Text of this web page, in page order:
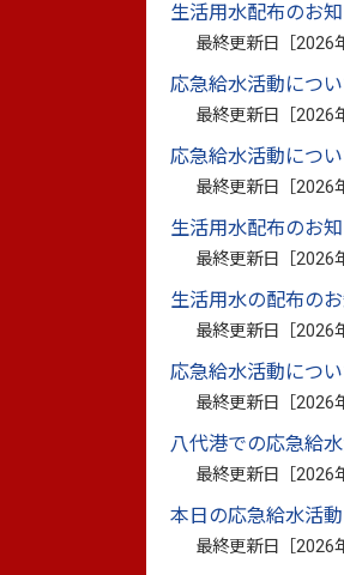
生活用水配布のお
最終更新日［2026
応急給水活動につ
最終更新日［2026
応急給水活動につ
最終更新日［2026
生活用水配布のお
最終更新日［2026
生活用水の配布の
最終更新日［2026
応急給水活動につ
最終更新日［2026
八代港での応急給
最終更新日［2026
本日の応急給水活
最終更新日［2026
【期限】
申込期限：令和8年
工事完了期限：令和
【住宅の応急修理と
被災した住宅の屋
宅での生活が可能